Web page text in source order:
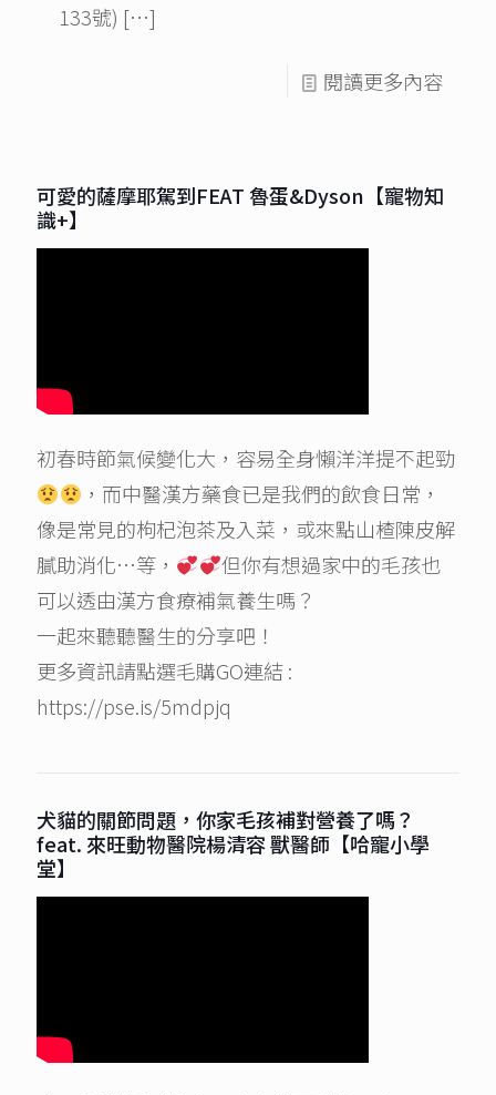
133號) […]
閱讀更多內容
可愛的薩摩耶駕到FEAT 魯蛋&Dyson【寵物知
識+】
初春時節氣候變化大，容易全身懶洋洋提不起勁
，而中醫漢方藥食已是我們的飲食日常，
像是常見的枸杞泡茶及入菜，或來點山楂陳皮解
膩助消化…等，
但你有想過家中的毛孩也
可以透由漢方食療補氣養生嗎？
一起來聽聽醫生的分享吧！
更多資訊請點選毛購GO連結 :
https://pse.is/5mdpjq
犬貓的關節問題，你家毛孩補對營養了嗎？
feat. 來旺動物醫院楊清容 獸醫師【哈寵小學
堂】